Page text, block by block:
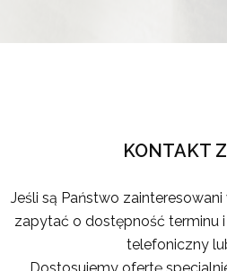
KONTAKT
Jeśli są Państwo
zapytać o dostępność terminu
telefoniczny